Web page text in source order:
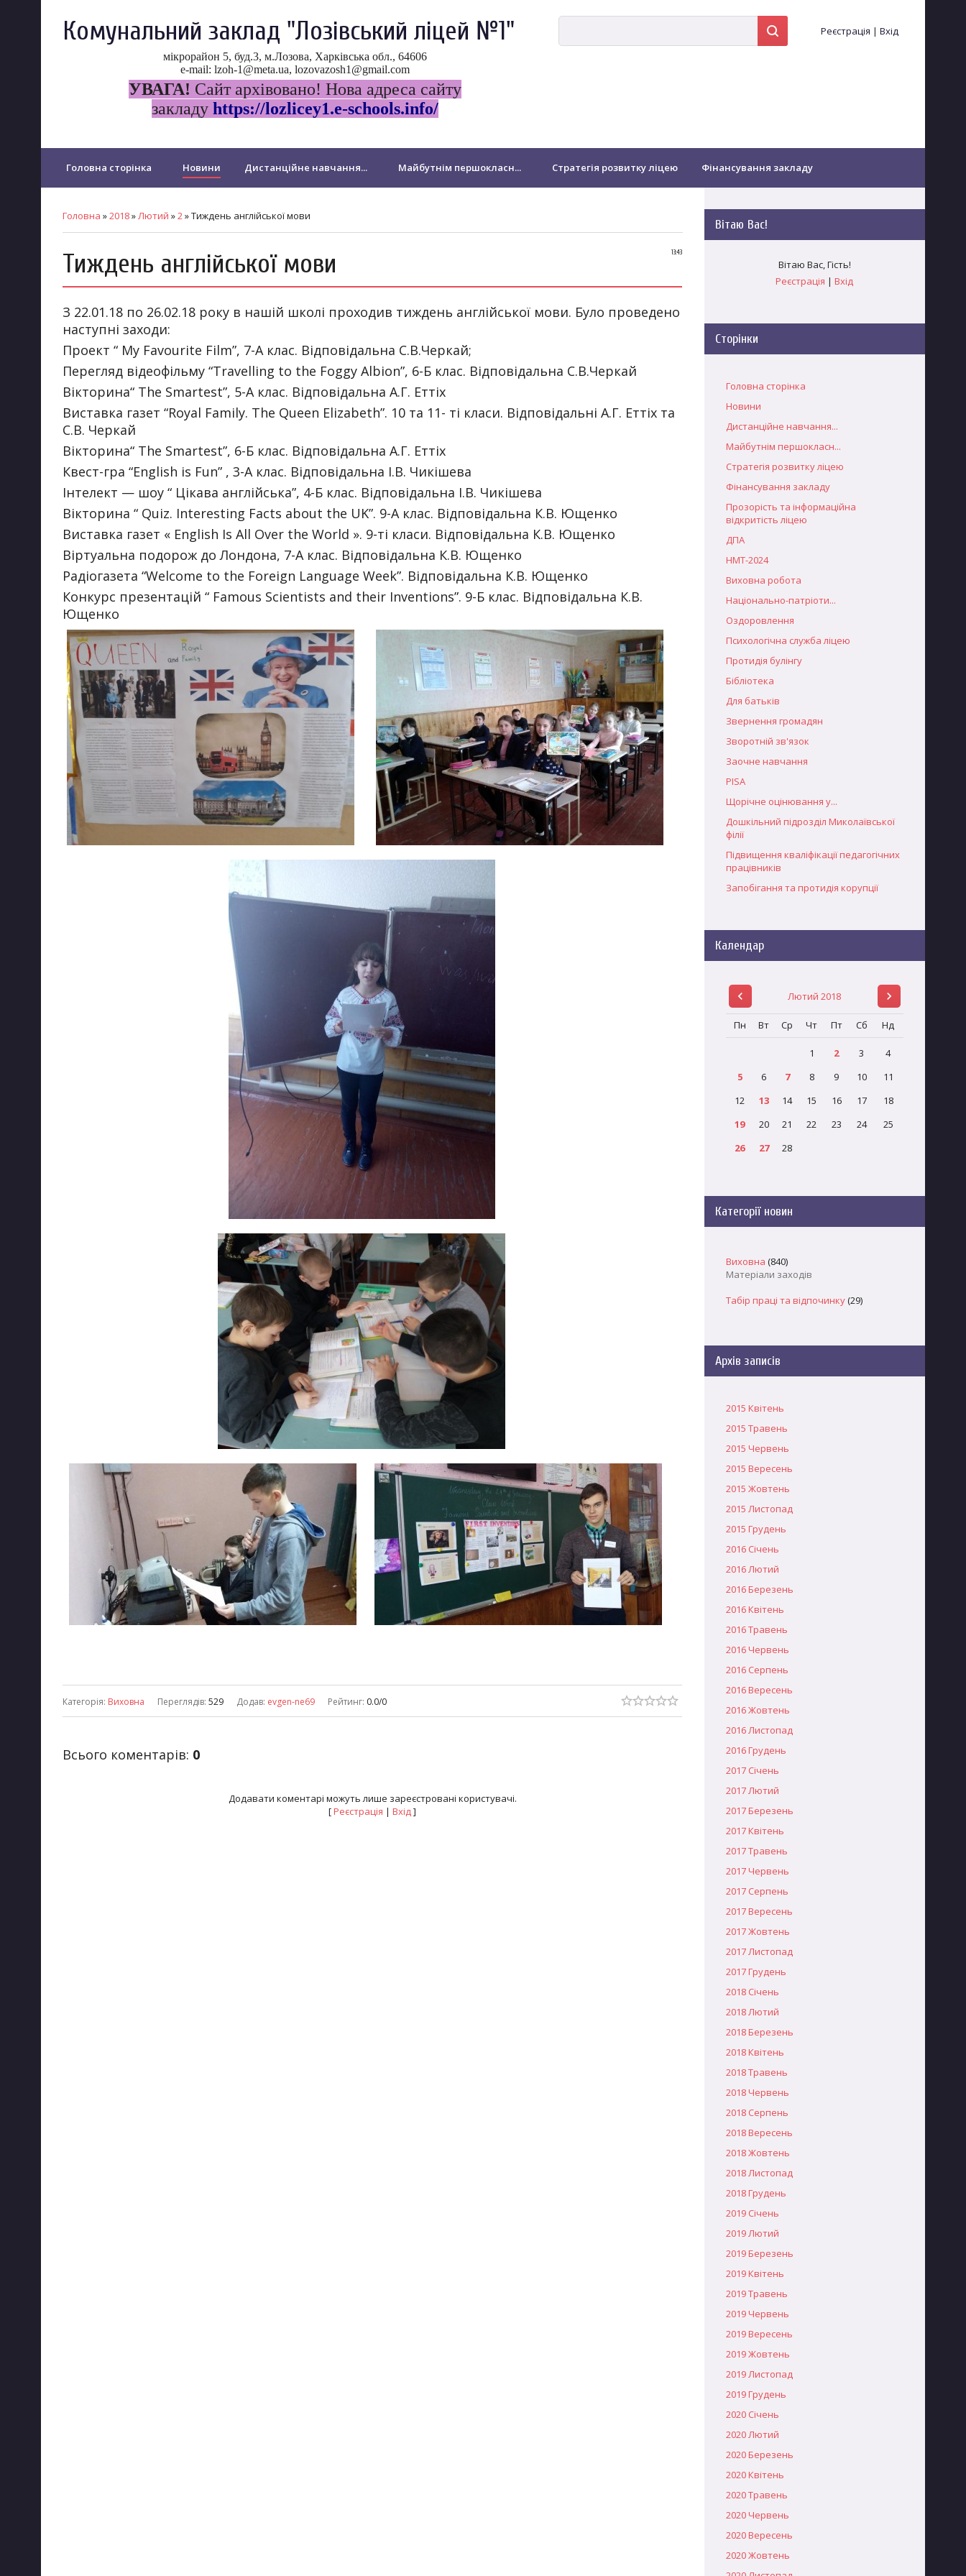
Комунальний заклад "Лозівський ліцей №1"
мікрорайон 5, буд.3, м.Лозова, Харківська обл., 64606
e-mail: lzoh-1@meta.ua, lozovazosh1@gmail.com
УВАГА! Сайт архівовано! Нова адреса сайту
закладу https://lozlicey1.e-schools.info/
Реєстрація | Вхід
Головна сторінка Новини Дистанційне навчання... Майбутнім першокласн... Стратегія розвитку ліцею Фінансування закладу
Оздоровлення
Зворотній зв'язок
PISA Щорічне оцінювання у... Дошкільний підрозділ Миколаївської філії Підвищення кваліфікації педагогічних працівників
Запобігання та протидія корупції
Головна »2018»Лютий »2» Тиждень англійської мови
13:43
Тиждень англійської мови
З 22.01.18 по 26.02.18 року в нашій школі проходив тиждень англійської мови. Було проведено
наступні заходи:
Проект “ My Favourite Film”, 7-А клас. Відповідальна С.В.Черкай;
Перегляд відеофільму “Travelling to the Foggy Albion”, 6-Б клас. Відповідальна С.В.Черкай
Вікторина“ The Smartest”, 5-А клас. Відповідальна А.Г. Еттіх
Виставка газет “Royal Family. The Queen Elizabeth”. 10 та 11- ті класи. Відповідальні А.Г. Еттіх та
С.В. Черкай
Вікторина“ The Smartest”, 6-Б клас. Відповідальна А.Г. Еттіх
Квест-гра “English is Fun” , 3-А клас. Відповідальна І.В. Чикішева
Інтелект — шоу “ Цікава англійська”, 4-Б клас. Відповідальна І.В. Чикішева
Вікторина “ Quiz. Interesting Facts about the UK”. 9-А клас. Відповідальна К.В. Ющенко
Виставка газет « English Is All Over the World ». 9-ті класи. Відповідальна К.В. Ющенко
Віртуальна подорож до Лондона, 7-А клас. Відповідальна К.В. Ющенко
Радіогазета “Welcome to the Foreign Language Week”. Відповідальна К.В. Ющенко
Конкурс презентацій “ Famous Scientists and their Inventions”. 9-Б клас. Відповідальна К.В.
Ющенко
Категорія: Виховна Переглядів: 529 Додав: evgen-ne69 Рейтинг: 0.0/0
Всього коментарів: 0
Додавати коментарі можуть лише зареєстровані користувачі.
[Реєстрація |Вхід]
Вітаю Вас!
Вітаю Вас,Гість!
Реєстрація | Вхід
Сторінки
Головна сторінка
Новини
Дистанційне навчання...
Майбутнім першокласн...
Стратегія розвитку ліцею
Фінансування закладу
Прозорість та інформаційна
відкритість ліцею
ДПА
НМТ-2024
Виховна робота
Національно-патріоти...
Оздоровлення
Психологічна служба ліцею
Протидія булінгу
Бібліотека
Для батьків
Звернення громадян
Зворотній зв'язок
Заочне навчання
PISA
Щорічне оцінювання у...
Дошкільний підрозділ Миколаївської
філії
Підвищення кваліфікації педагогічних
працівників
Запобігання та протидія корупції
Календар
Лютий 2018
Пн Вт Ср Чт Пт Сб Нд
1 2 3
4
5
6 7 8 9 10
11
12
13 14 15 16 17
18
19
20 21 22 23 24
25
26
27 28
Категорії новин
Виховна (840)
Матеріали заходів
Табір праці та відпочинку(29)
Архів записів
2015 Квітень
2015 Травень
2015 Червень
2015 Вересень
2015 Жовтень
2015 Листопад
2015 Грудень
2016 Січень
2016 Лютий
2016 Березень
2016 Квітень
2016 Травень
2016 Червень
2016 Серпень
2016 Вересень
2016 Жовтень
2016 Листопад
2016 Грудень
2017 Січень
2017 Лютий
2017 Березень
2017 Квітень
2017 Травень
2017 Червень
2017 Серпень
2017 Вересень
2017 Жовтень
2017 Листопад
2017 Грудень
2018 Січень
2018 Лютий
2018 Березень
2018 Квітень
2018 Травень
2018 Червень
2018 Серпень
2018 Вересень
2018 Жовтень
2018 Листопад
2018 Грудень
2019 Січень
2019 Лютий
2019 Березень
2019 Квітень
2019 Травень
2019 Червень
2019 Вересень
2019 Жовтень
2019 Листопад
2019 Грудень
2020 Січень
2020 Лютий
2020 Березень
2020 Квітень
2020 Травень
2020 Червень
2020 Вересень
2020 Жовтень